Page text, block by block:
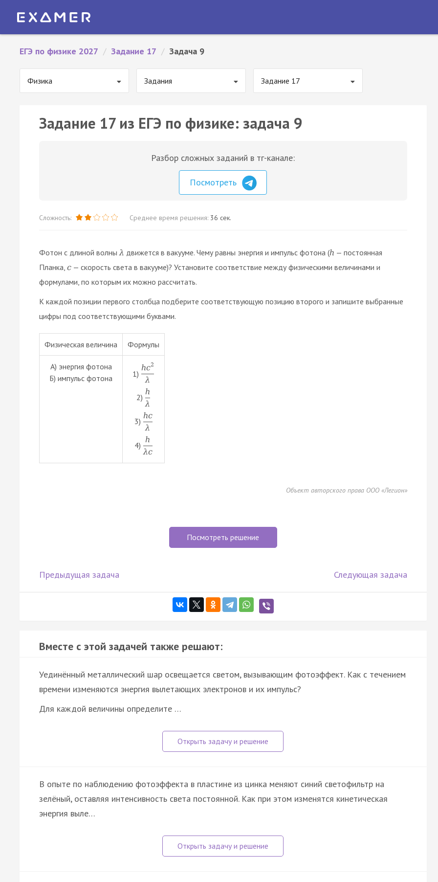
ЕГЭ по физике 2027 / Задание 17 / Задача 9
Физика Задания Задание 17
Задание 17 из ЕГЭ по физике: задача 9
Разбор сложных заданий в тг-канале:
Посмотреть
Сложность: Среднее время решения: 36 сек.
Фотон с длиной волны λ движется в вакууме. Чему равны энергия и импульс фотона (h — постоянная
Планка, c — скорость света в вакууме)? Установите соответствие между физическими величинами и
формулами, по которым их можно рассчитать.
К каждой позиции первого столбца подберите соответствующую позицию второго и запишите выбранные
цифры под соответствующими буквами.
Физическая величина Формулы
А) энергия фотона
Б) импульс фотона
1)
hc2
λ
2)
h
λ
3)
hc
λ
4)
h
λc
Объект авторского права ООО «Легион»
Посмотреть решение
Предыдущая задача Следующая задача
Вместе с этой задачей также решают:
Уединённый металлический шар освещается светом, вызывающим фотоэффект. Как с течением
времени изменяются энергия вылетающих электронов и их импульс?
Для каждой величины определите …
В опыте по наблюдению фотоэффекта в пластине из цинка меняют синий светофильтр на
зелёный, оставляя интенсивность света постоянной. Как при этом изменятся кинетическая
энергия выле…